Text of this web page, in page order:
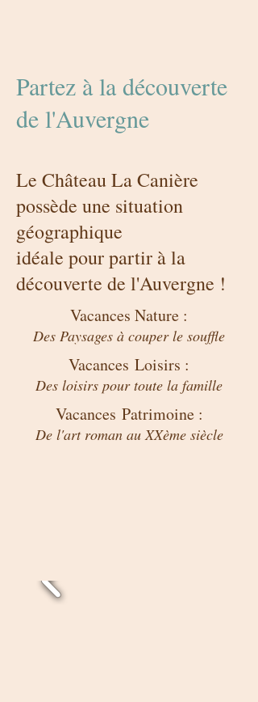
Partez à la découverte
de l'Auvergne
Le Château La Canière
possède une situation
géographique
idéale pour partir à la
découverte de l'Auvergne !
Vacances Nature :
Des Paysages à couper le souffle
Vacances Loisirs :
Des loisirs pour toute la famille
Vacances Patrimoine :
De l'art roman au XXème siècle